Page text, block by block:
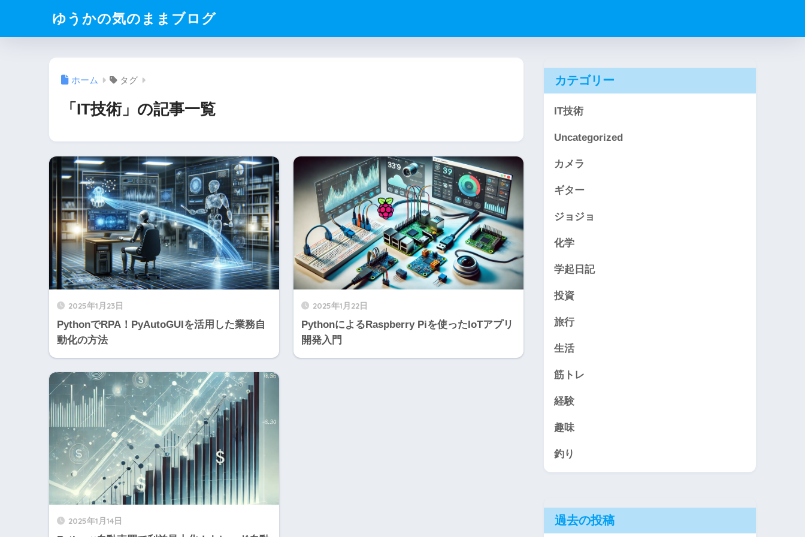
ゆうかの気のままブログ
ホーム タグ
「IT技術」の記事一覧
2025年1月23日
PythonでRPA！PyAutoGUIを活用した業務自
動化の方法
2025年1月22日
PythonによるRaspberry Piを使ったIoTアプリ
開発入門
2025年1月14日
カテゴリー
IT技術
Uncategorized
カメラ
ギター
ジョジョ
化学
学起日記
投資
旅行
生活
筋トレ
経験
趣味
釣り
過去の投稿